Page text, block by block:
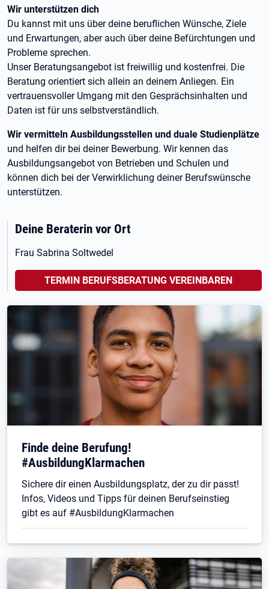
Wir unterstützen dich
Du kannst mit uns über deine beruflichen Wünsche, Ziele
und Erwartungen, aber auch über deine Befürchtungen und
Probleme sprechen.
Unser Beratungsangebot ist freiwillig und kostenfrei. Die
Beratung orientiert sich allein an deinem Anliegen. Ein
vertrauensvoller Umgang mit den Gesprächsinhalten und
Daten ist für uns selbstverständlich.
Wir vermitteln Ausbildungsstellen und duale Studienplätze
und helfen dir bei deiner Bewerbung. Wir kennen das
Ausbildungsangebot von Betrieben und Schulen und
können dich bei der Verwirklichung deiner Berufswünsche
unterstützen.
Deine Beraterin vor Ort
Frau Sabrina Soltwedel
TERMIN BERUFSBERATUNG VEREINBAREN
Finde deine Berufung!
#AusbildungKlarmachen
Sichere dir einen Ausbildungsplatz, der zu dir passt!
Infos, Videos und Tipps für deinen Berufseinstieg
gibt es auf #AusbildungKlarmachen